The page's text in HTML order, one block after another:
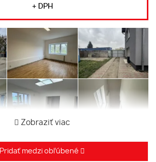
+ DPH
Zobraziť viac
Pridať medzi obľúbené